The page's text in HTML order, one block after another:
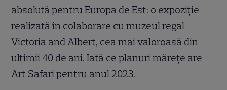
absolută pentru Europa de Est: o expoziție
realizată în colaborare cu muzeul regal
Victoria and Albert, cea mai valoroasă din
ultimii 40 de ani. Iată ce planuri mărețe are
Art Safari pentru anul 2023.